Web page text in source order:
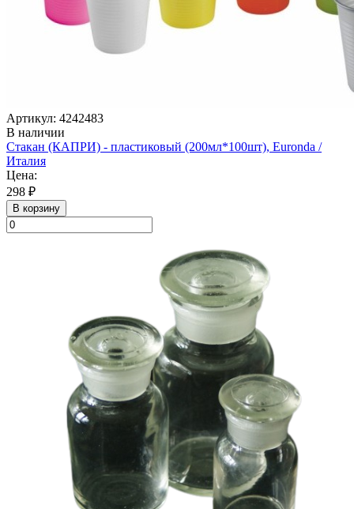
Артикул: 4242483
В наличии
Стакан (КАПРИ) - пластиковый (200мл*100шт), Euronda /
Италия
Цена:
298 ₽
В корзину